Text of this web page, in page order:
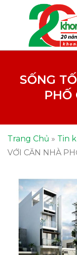
SỐNG
PHỐ
Trang Chủ » Tin
VỚI CĂN NHÀ